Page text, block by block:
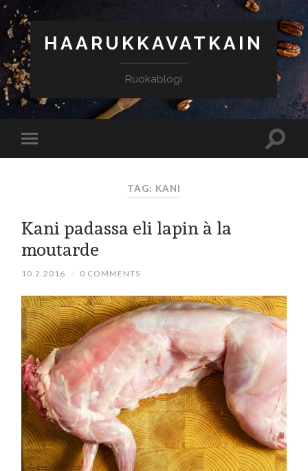
HAARUKKAVATKAIN
Ruokablogi
TAG: KANI
Kani padassa eli lapin à la
moutarde
10.2.2016 / 0 COMMENTS